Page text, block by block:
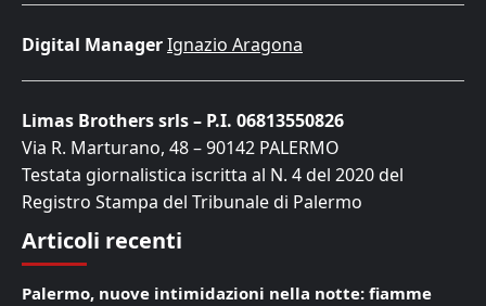
Digital ManagerIgnazio Aragona
Limas Brothers srls – P.I. 06813550826
Via R. Marturano, 48 – 90142 PALERMO
Testata giornalistica iscritta al N. 4 del 2020 del
Registro Stampa del Tribunale di Palermo
Articoli recenti
Palermo, nuove intimidazioni nella notte: fiamme